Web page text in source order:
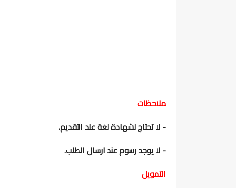
ملاحظات
- لا تحتاج لشهادة لغة عند التقديم.
- لا يوجد رسوم عند ارسال الطلب.
التمويل